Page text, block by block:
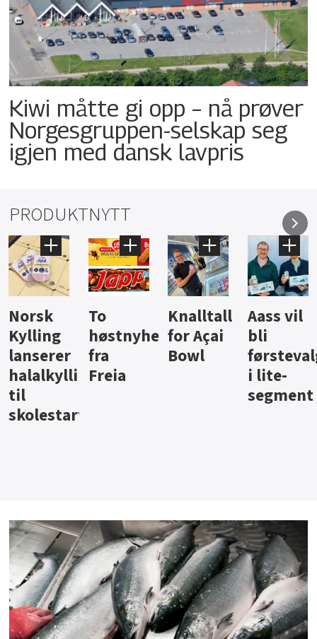
Kiwi måtte gi opp – nå prøver
Norgesgruppen-selskap seg
igjen med dansk lavpris
PRODUKTNYTT
Knalltall
for Açai
Bowl
Aass vil
bli
førstevalg
i lite-
Brus og
jus fra
Berentsen
Hard
iste fra
Hansa